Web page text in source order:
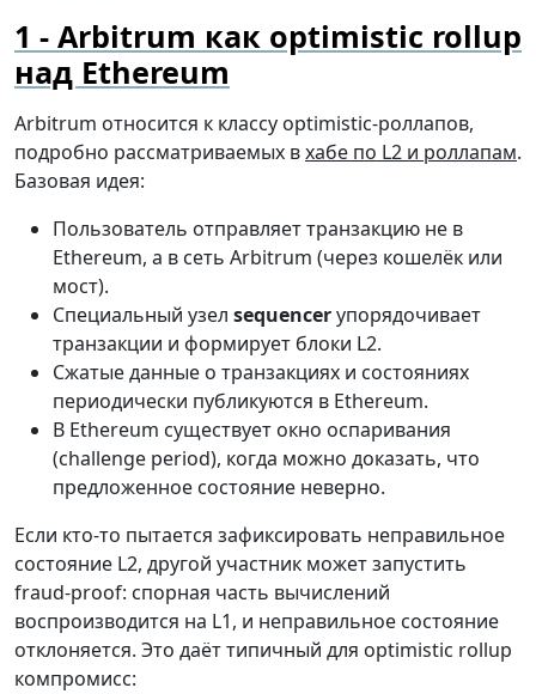
Arbitrum как optimistic rollup
над Ethereum
Arbitrum относится к классу optimistic-роллапов,
подробно рассматриваемых вхабе по L2 и роллапам.
Базовая идея:
Пользователь отправляет транзакцию не в
Ethereum, а в сеть Arbitrum (через кошелёк или
мост).
Специальный узел sequencerупорядочивает
транзакции и формирует блоки L2.
Сжатые данные о транзакциях и состояниях
периодически публикуются в Ethereum.
В Ethereum существует окно оспаривания
(challenge period), когда можно доказать, что
предложенное состояние неверно.
Если кто-то пытается зафиксировать неправильное
состояние L2, другой участник может запустить
fraud-proof: спорная часть вычислений
воспроизводится на L1, и неправильное состояние
отклоняется. Это даёт типичный для optimistic rollup
компромисс: